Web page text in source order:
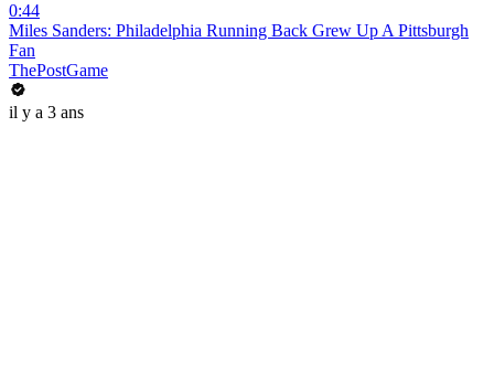
0:44
Miles Sanders: Philadelphia Running Back Grew Up A Pittsburgh
Fan
ThePostGame
il y a 3 ans